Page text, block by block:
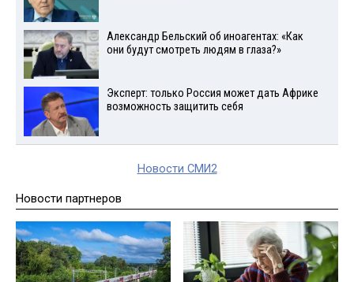
Александр Бельский об иноагентах: «Как
они будут смотреть людям в глаза?»
Эксперт: только Россия может дать Африке
возможность защитить себя
Новости СМИ2
Новости партнеров